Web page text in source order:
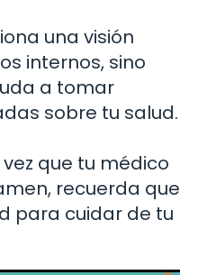
una visión
internos, sino
a tomar
sobre tu salud.
que tu médico
recuerda que
para cuidar de tu